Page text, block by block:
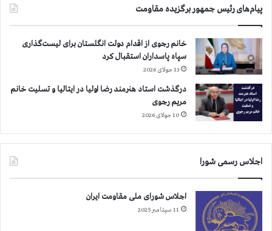
پیام‌های رئیس جمهور برگزیده مقاومت
خانم رجوی از اقدام دولت انگلستان برای لیست‌گذاری
سپاه پاسداران استقبال کرد
13 جولای 2026
درگذشت استاد هنرمند رضا اولیا در ایتالیا و تسلیت خانم
مریم رجوی
10 جولای 2026
اجلاس رسمی شورا
اجلاس شورای ملی مقاومت ایران
11 سپتامبر 2025